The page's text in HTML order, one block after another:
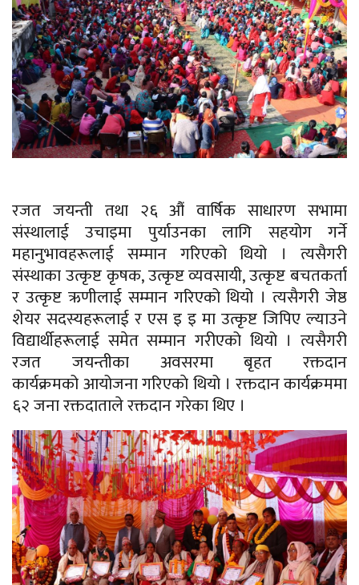
रजत जयन्ती तथा २६ औं वार्षिक साधारण सभामा
संस्थालाई उचाइमा पुर्याउनका लागि सहयोग गर्ने
महानुभावहरूलाई सम्मान गरिएको थियो । त्यसैगरी
संस्थाका उत्कृष्ट कृषक, उत्कृष्ट व्यवसायी, उत्कृष्ट बचतकर्ता
र उत्कृष्ट ऋणीलाई सम्मान गरिएको थियो । त्यसैगरी जेष्ठ
शेयर सदस्यहरूलाई र एस इ इ मा उत्कृष्ट जिपिए ल्याउने
विद्यार्थीहरूलाई समेत सम्मान गरीएको थियो । त्यसैगरी
रजत जयन्तीका अवसरमाबृहत रक्तदान
कार्यक्रमको आयोजनागरिएकाेथियो । रक्तदान कार्यक्रममा
६२ जना रक्तदाताले रक्तदान गरेका थिए ।